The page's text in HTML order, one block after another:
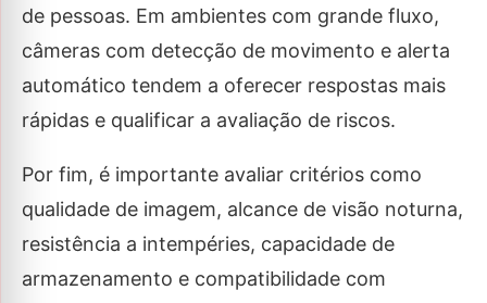
de pessoas. Em ambientes com grande fluxo,
câmeras com detecção de movimento e alerta
automático tendem a oferecer respostas mais
rápidas e qualificar a avaliação de riscos.
Por fim, é importante avaliar critérios como
qualidade de imagem, alcance de visão noturna,
resistência a intempéries, capacidade de
armazenamento e compatibilidade com